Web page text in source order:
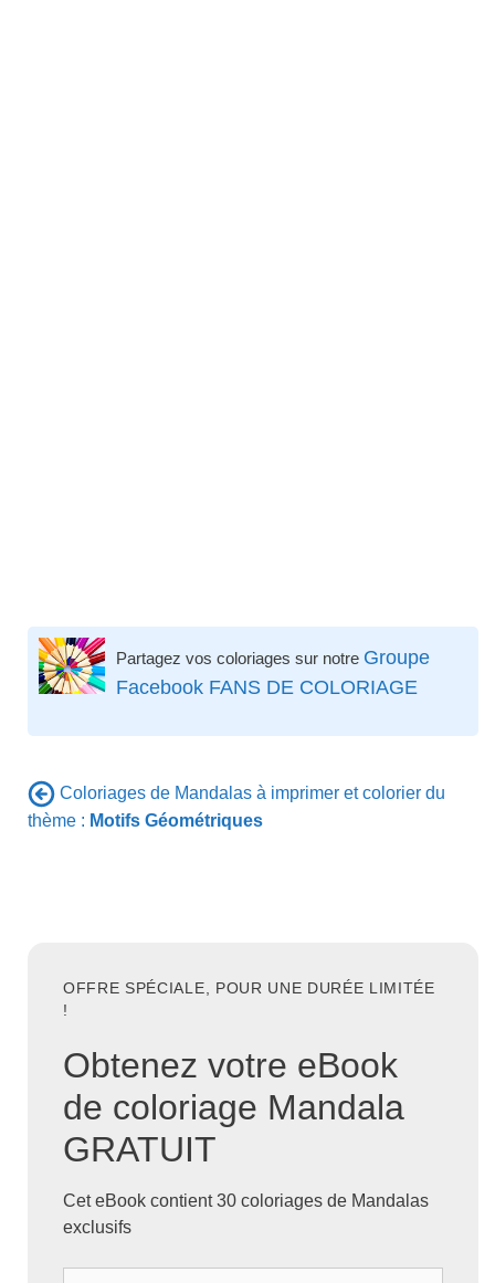
Partagez vos coloriages sur notre Groupe
Facebook FANS DE COLORIAGE
Coloriages de Mandalas à imprimer et colorier du
thème : Motifs Géométriques
OFFRE SPÉCIALE, POUR UNE DURÉE LIMITÉE
!
Obtenez votre eBook
de coloriage Mandala
GRATUIT
Cet eBook contient 30 coloriages de Mandalas
exclusifs